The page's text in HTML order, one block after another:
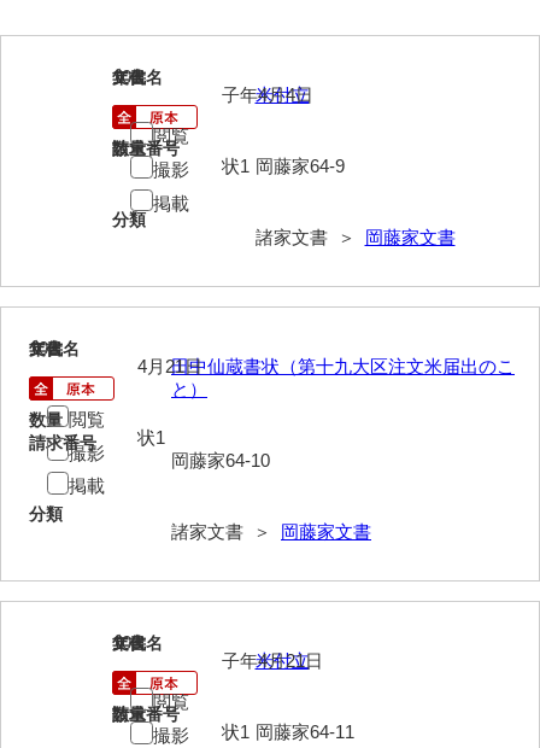
岩崎家文書（秋芳町）
岩崎家文書（鹿野町）
岩見博幸収集史料
上田家文書（防府市）
氏本家文書
宇多田家文書
内田家文書（防府市）
内田伸採拓史料
宇野家文書
馬屋原家文書
101
文書名
米付立
請求番号
岡藤家64-9
分類
諸家文書 ＞ 岡藤家文書
年代
子年4月4日
数量
状1
閲覧
撮影
掲載
102
文書名
田中仙蔵書状（第十九大区注文米届出のこ
と）
請求番号
岡藤家64-10
分類
諸家文書 ＞ 岡藤家文書
年代
4月21日
数量
状1
閲覧
撮影
掲載
103
文書名
米付立
請求番号
岡藤家64-11
年代
子年4月21日
数量
状1
閲覧
撮影